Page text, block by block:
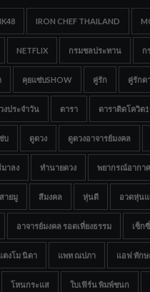
IRON CHEF THAILAND
NETFLIX กรมชลประทาน ก
คุยแซ่บSHOW คู่รัก คู่รักด
งประจำวัน ดารา ดาราติดโควิด
บ ดูดวง ดูดวงอาจารย์มงคล
าลง ทำนายดวง พยากรณ์อากาศ
สายมู สีมงคล หุ่นดี อวดหุ่น
อาจารย์มงคล รอดเที่ยงธรรม เซ็กซี่
ตงโม นิดา แพท ณปภา แอฟ ทักษ
โหนกระแส ใบเฟิร์น พิมพ์ชนก